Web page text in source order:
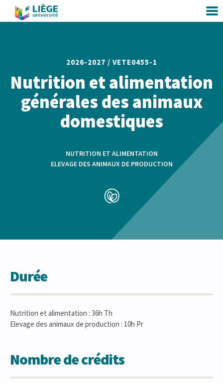
2026-2027 / VETE0455-1
Nutrition et alimentation
générales des animaux
domestiques
NUTRITION ET ALIMENTATION
ELEVAGE DES ANIMAUX DE PRODUCTION
Durée
Nutrition et alimentation : 36h Th
Elevage des animaux de production : 10h Pr
Nombre de crédits